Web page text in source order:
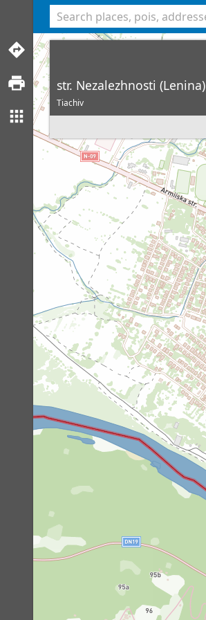
str. Nezalezhnosti (Lenina)
Tiachiv
<% console.log(hcard) %>